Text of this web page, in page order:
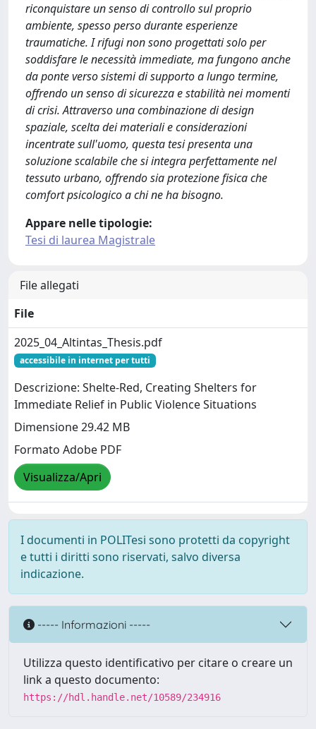
riconquistare un senso di controllo sul proprio
ambiente, spesso perso durante esperienze
traumatiche. I rifugi non sono progettati solo per
soddisfare le necessità immediate, ma fungono anche
da ponte verso sistemi di supporto a lungo termine,
offrendo un senso di sicurezza e stabilità nei momenti
di crisi. Attraverso una combinazione di design
spaziale, scelta dei materiali e considerazioni
incentrate sull'uomo, questa tesi presenta una
soluzione scalabile che si integra perfettamente nel
tessuto urbano, offrendo sia protezione fisica che
comfort psicologico a chi ne ha bisogno.
Appare nelle tipologie:
Tesi di laurea Magistrale
File allegati
File
2025_04_Altintas_Thesis.pdf
accessibile in internet per tutti
Descrizione: Shelte-Red, Creating Shelters for
Immediate Relief in Public Violence Situations
Dimensione 29.42 MB
Formato Adobe PDF
Visualizza/Apri
I documenti in POLITesi sono protetti da copyright
e tutti i diritti sono riservati, salvo diversa
indicazione.
----- Informazioni -----
Utilizza questo identificativo per citare o creare un
link a questo documento:
https://hdl.handle.net/10589/234916